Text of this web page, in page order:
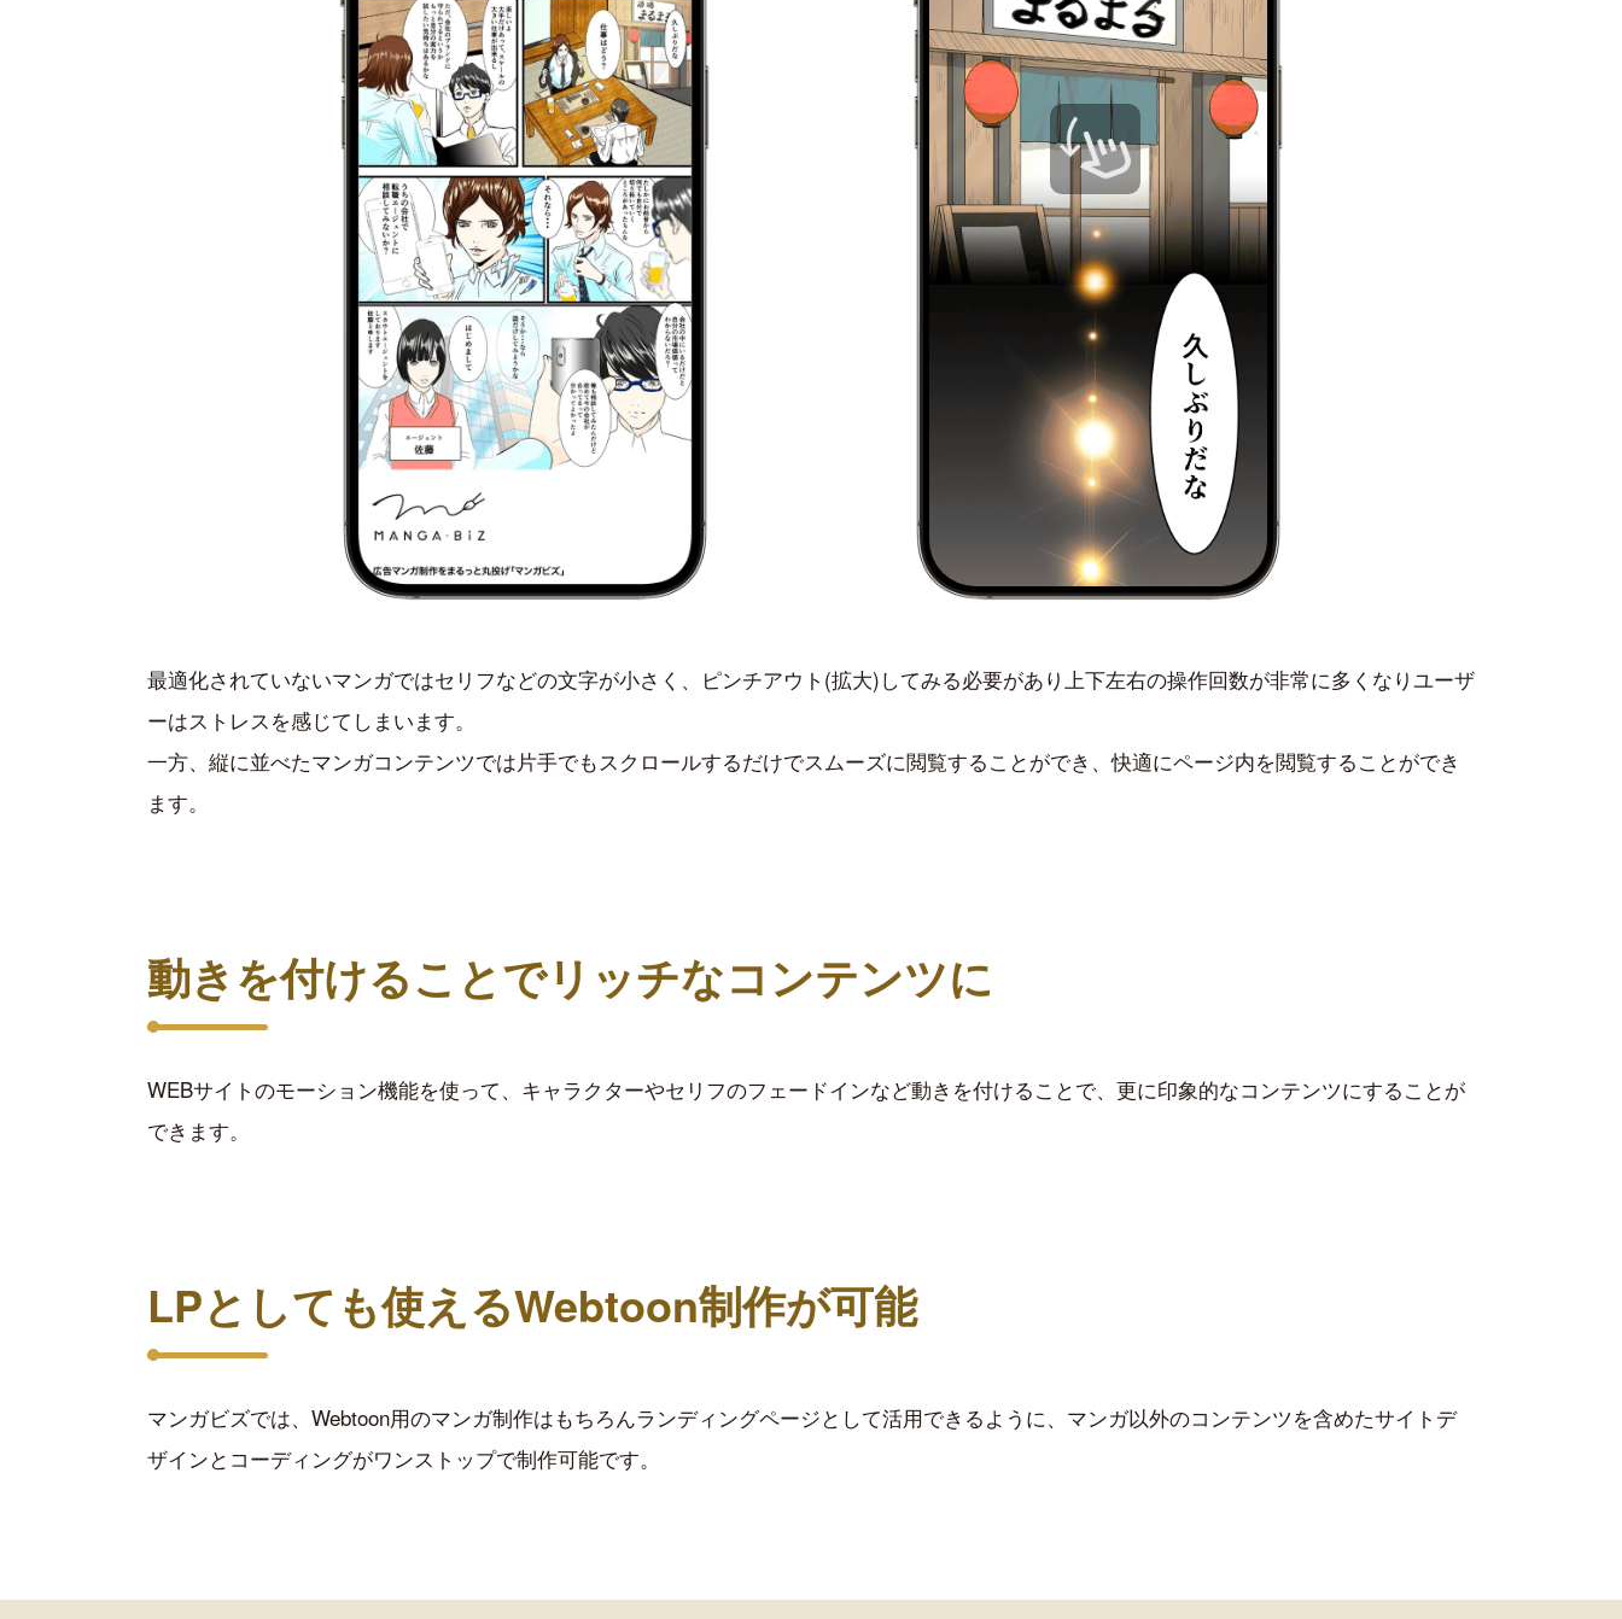
最適化されていないマンガではセリフなどの文字が小さく、ピンチアウト(拡大)してみる必要があり上下左右の操作回数が非常に多くなりユーザ
ーはストレスを感じてしまいます。
一方、縦に並べたマンガコンテンツでは片手でもスクロールするだけでスムーズに閲覧することができ、快適にページ内を閲覧することができ
ます。
動きを付けることでリッチなコンテンツに
WEBサイトのモーション機能を使って、キャラクターやセリフのフェードインなど動きを付けることで、更に印象的なコンテンツにすることが
できます。
LPとしても使えるWebtoon制作が可能
マンガビズでは、Webtoon用のマンガ制作はもちろんランディングページとして活用できるように、マンガ以外のコンテンツを含めたサイトデ
ザインとコーディングがワンストップで制作可能です。